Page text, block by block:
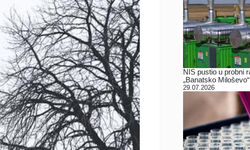
NIS pustio u probni
„Banatsko
29.07.2026